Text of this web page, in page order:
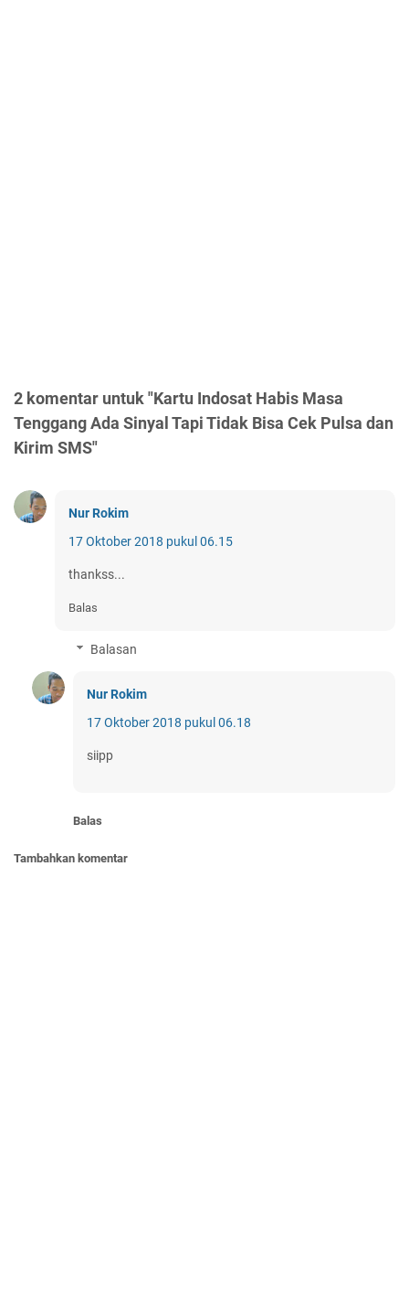
2 komentar untuk "Kartu Indosat Habis Masa
Tenggang Ada Sinyal Tapi Tidak Bisa Cek Pulsa dan
Kirim SMS"
Nur Rokim
17 Oktober 2018 pukul 06.15
thankss...
Balas
Balasan
Nur Rokim
17 Oktober 2018 pukul 06.18
siipp
Balas
Tambahkan komentar